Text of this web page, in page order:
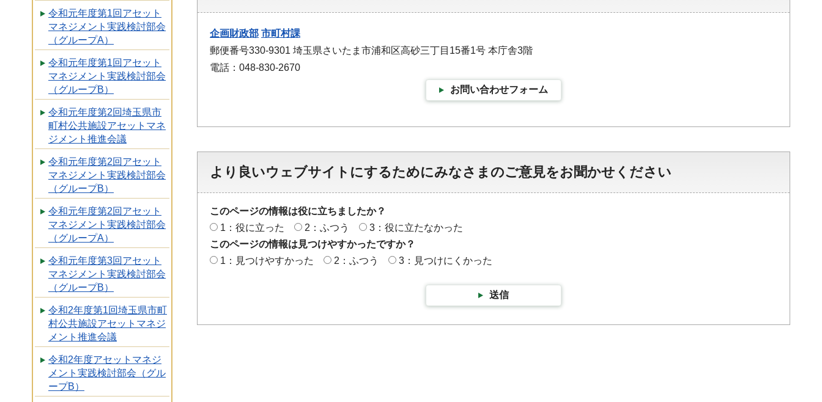
令和元年度第1回アセット
マネジメント実践検討部会
（グループA）
令和元年度第1回アセット
マネジメント実践検討部会
（グループB）
令和元年度第2回埼玉県市
町村公共施設アセットマネ
ジメント推進会議
令和元年度第2回アセット
マネジメント実践検討部会
（グループB）
令和元年度第2回アセット
マネジメント実践検討部会
（グループA）
令和元年度第3回アセット
マネジメント実践検討部会
（グループB）
令和2年度第1回埼玉県市町
村公共施設アセットマネジ
メント推進会議
令和2年度アセットマネジ
メント実践検討部会（グル
ープB）
企画財政部 市町村課
郵便番号330-9301 埼玉県さいたま市浦和区高砂三丁目15番1号 本庁舎3階
電話：048-830-2670
お問い合わせフォーム
より良いウェブサイトにするためにみなさまのご意見をお聞かせください
このページの情報は役に立ちましたか？
1：役に立った
2：ふつう
3：役に立たなかった
このページの情報は見つけやすかったですか？
1：見つけやすかった
2：ふつう 3：見つけにくかった
送信